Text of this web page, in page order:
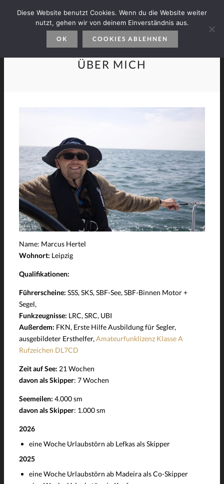
ÜBER MICH
Name: Marcus Hertel
Wohnort: Leipzig
Qualifikationen:
Führerscheine: SSS, SKS, SBF-See, SBF-Binnen Motor +
Segel,
Funkzeugnisse: LRC, SRC, UBI
Außerdem: FKN, Erste Hilfe Ausbildung für Segler,
ausgebildeter Ersthelfer, Amateurfunklizenz Klasse A
Rufzeichen DL7CD
Zeit auf See: 21 Wochen
davon als Skipper: 7 Wochen
Seemeilen: 4.000 sm
davon als Skipper: 1.000 sm
2026
eine Woche Urlaubstörn ab Lefkas als Skipper
2025
eine Woche Urlaubstörn ab Madeira als Co-Skipper
Diese Website benutzt Cookies. Wenn du die Website weiter
nutzt, gehen wir von deinem Einverständnis aus.
OK COOKIES ABLEHNEN